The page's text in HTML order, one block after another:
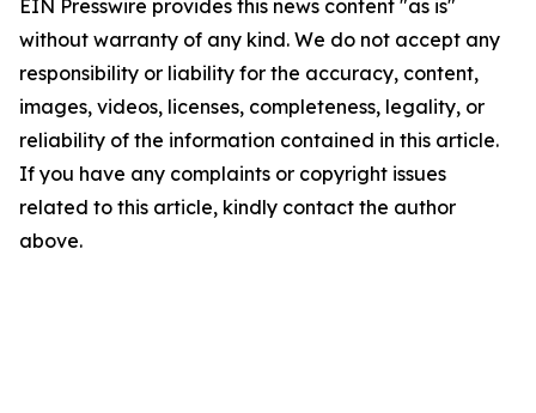
EIN Presswire provides this news content "as is"
without warranty of any kind. We do not accept any
responsibility or liability for the accuracy, content,
images, videos, licenses, completeness, legality, or
reliability of the information contained in this article.
If you have any complaints or copyright issues
related to this article, kindly contact the author
above.